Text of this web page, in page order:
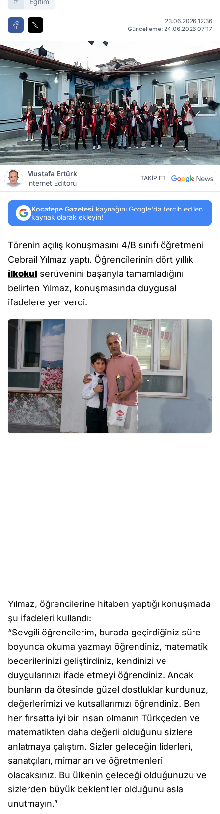
Eğitim
23.06.2026 12:36
Güncelleme: 24.06.2026 07:17
Mustafa Ertürk
İnternet Editörü
TAKİP ET
Kocatepe Gazetesi kaynağını Google'da tercih edilen
kaynak olarak ekleyin!
Törenin açılış konuşmasını 4/B sınıfı öğretmeni
Cebrail Yılmaz yaptı. Öğrencilerinin dört yıllık
ilkokul serüvenini başarıyla tamamladığını
belirten Yılmaz, konuşmasında duygusal
ifadelere yer verdi.
Yılmaz, öğrencilerine hitaben yaptığı konuşmada
şu ifadeleri kullandı:
“Sevgili öğrencilerim, burada geçirdiğiniz süre
boyunca okuma yazmayı öğrendiniz, matematik
becerilerinizi geliştirdiniz, kendinizi ve
duygularınızı ifade etmeyi öğrendiniz. Ancak
bunların da ötesinde güzel dostluklar kurdunuz,
değerlerimizi ve kutsallarımızı öğrendiniz. Ben
her fırsatta iyi bir insan olmanın Türkçeden ve
matematikten daha değerli olduğunu sizlere
anlatmaya çalıştım. Sizler geleceğin liderleri,
sanatçıları, mimarları ve öğretmenleri
olacaksınız. Bu ülkenin geleceği olduğunuzu ve
sizlerden büyük beklentiler olduğunu asla
unutmayın.”